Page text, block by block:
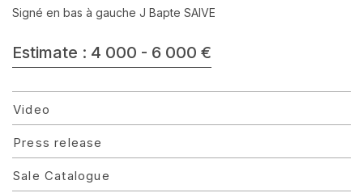
Signé en bas à gauche J Bapte SAIVE
Estimate : 4 000 - 6 000 €
Video
Press release
Sale Catalogue